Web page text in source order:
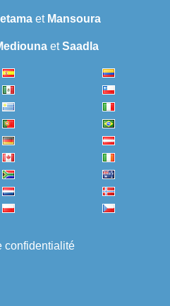
et Mansoura
etSaadla
confidentialité